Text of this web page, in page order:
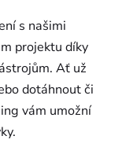
s našimi
projektu díky
Ať už
dotáhnout či
vám umožní